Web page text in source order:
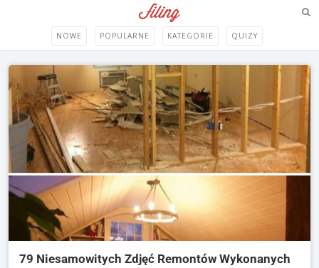
NOWE POPULARNE KATEGORIE QUIZY
79 Niesamowitych Zdjęć Remontów Wykonanych